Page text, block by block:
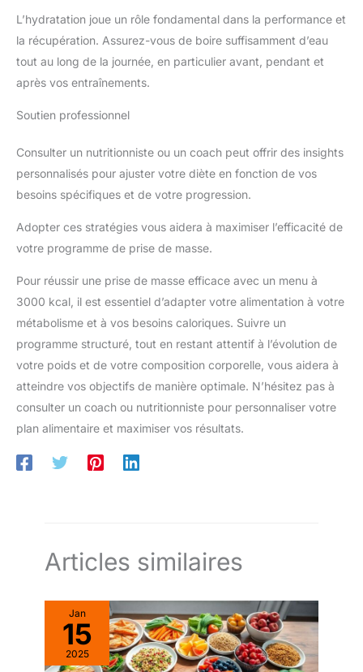
L’hydratation joue un rôle fondamental dans la performance et
la récupération. Assurez-vous de boire suffisamment d’eau
tout au long de la journée, en particulier avant, pendant et
après vos entraînements.
Soutien professionnel
Consulter un nutritionniste ou un coach peut offrir des insights
personnalisés pour ajuster votre diète en fonction de vos
besoins spécifiques et de votre progression.
Adopter ces stratégies vous aidera à maximiser l’efficacité de
votre programme de prise de masse.
Pour réussir une prise de masse efficace avec un menu à
3000 kcal, il est essentiel d’adapter votre alimentation à votre
métabolisme et à vos besoins caloriques. Suivre un
programme structuré, tout en restant attentif à l’évolution de
votre poids et de votre composition corporelle, vous aidera à
atteindre vos objectifs de manière optimale. N’hésitez pas à
consulter un coach ou nutritionniste pour personnaliser votre
plan alimentaire et maximiser vos résultats.
Articles similaires
Jan
15
2025